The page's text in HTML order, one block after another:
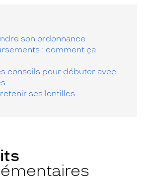
son ordonnance
: comment ça
conseils pour débuter avec
ses lentilles